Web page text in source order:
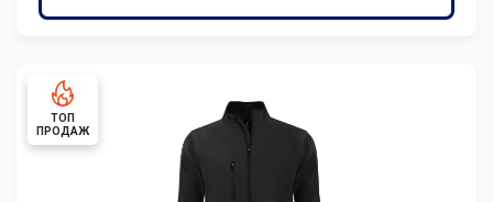
ТОП
ПРОДАЖ